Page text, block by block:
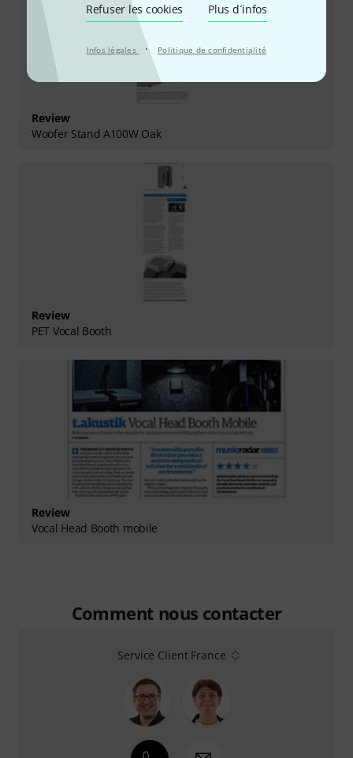
Refuser les cookies Plus d´infos
Infos légales · Politique de confidentialité
Review
Woofer Stand A100W Oak
Review
PET Vocal Booth
Review
Vocal Head Booth mobile
Comment nous contacter
Service Client France